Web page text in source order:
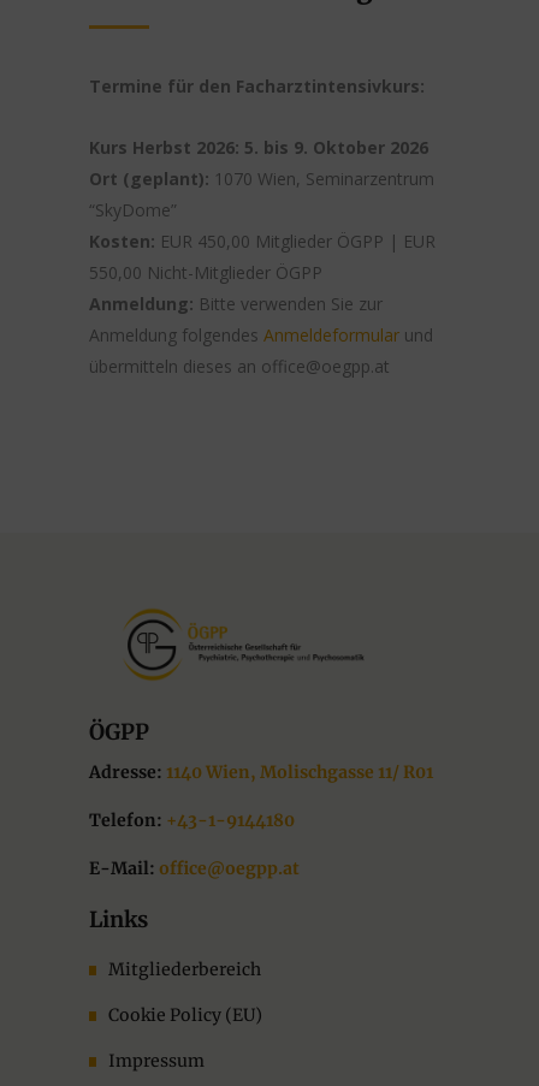
Termine für den Facharztintensivkurs:
Kurs Herbst 2026: 5. bis 9. Oktober 2026
Ort (geplant): 1070 Wien, Seminarzentrum
“SkyDome”
Kosten: EUR 450,00 Mitglieder ÖGPP | EUR
550,00 Nicht-Mitglieder ÖGPP
Anmeldung: Bitte verwenden Sie zur
Anmeldung folgendes Anmeldeformular und
übermitteln dieses an office@oegpp.at
ÖGPP
Adresse: 1140 Wien, Molischgasse 11/ R01
Telefon: +43-1-9144180
E-Mail: office@oegpp.at
Links
Mitgliederbereich
Cookie Policy (EU)
Impressum